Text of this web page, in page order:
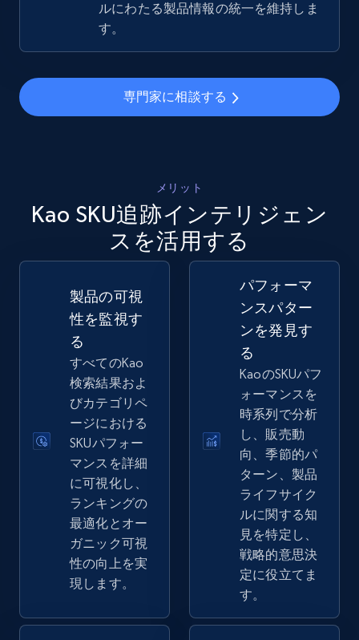
Amazon sellers info
Seller id, URL, Seller name, Description, Detailed
378+ 今すぐ始める
URL, Product id, Title, Seller name, Seller rating,
Seller reviews, Breadcrumbs, Root category, and
今すぐ始める
eBay - Gather data on products using
specified keywords
URL, Product id, Title, Seller name, Seller rating,
Seller reviews, Breadcrumbs, Root category, and
more.
2.5K+ 359+
eBay - Collect products from shops on eBay
URL, Product id, Title, Seller name, Seller rating,
Seller reviews, Breadcrumbs, Root category, and
more.
ルにわたる製品情報の統一を維持しま
す。
専門家に相談する
メリット
Kao SKU追跡インテリジェン
スを活用する
製品の可視
性を監視す
る
すべてのKao
検索結果およ
びカテゴリペ
ージにおける
SKUパフォー
マンスを詳細
に可視化し、
ランキングの
最適化とオー
ガニック可視
性の向上を実
現します。
パフォーマ
ンスパター
ンを発見す
る
KaoのSKUパフ
ォーマンスを
時系列で分析
し、販売動
向、季節的パ
ターン、製品
ライフサイク
ルに関する知
見を特定し、
戦略的意思決
定に役立てま
す。